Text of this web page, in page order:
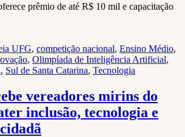
prêmio de até R$ 10 mil e capacitação
UFG, competição nacional, Ensino Médio,
, Olimpíada de Inteligência Artificial,
, Sul de Santa Catarina, Tecnologia
vereadores mirins do
inclusão, tecnologia e